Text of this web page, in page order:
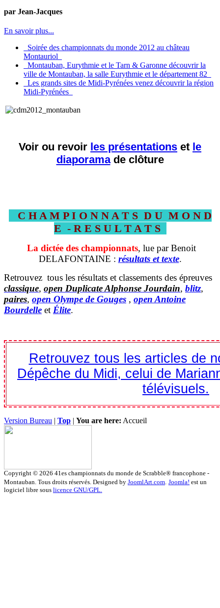
par Jean-Jacques
En savoir plus...
Soirée des championnats du monde 2012 au château
Montauriol
Montauban, Eurythmie et le Tarn & Garonne découvrir la
ville de Montauban, la salle Eurythmie et le département 82
Les grands sites de Midi-Pyrénées venez découvrir la région
Midi-Pyrénées
Voir ou revoir les présentations et le
diaporamade clôture
C H A M P I O N N A T S D U M O N D
E - R E S U L T A T S
La dictée des championnats, lue par Benoit
DELAFONTAINE : résultats et texte.
Retrouvez tous les résultats et classements des épreuves
classique, open Duplicate Alphonse Jourdain, blitz,
paires, open Olympe de Gouges , open Antoine
Bourdelle et Élite.
Retrouvez tous les articles de
Dépêche du Midi, celui de
télévisuels.
Version Bureau | Top | You are here: Accueil
Copyright © 2026 41es championnats du monde de Scrabble® francophone -
Montauban. Tous droits réservés. Designed by JoomlArt.com. Joomla! est un
logiciel libre sous licence GNU/GPL.